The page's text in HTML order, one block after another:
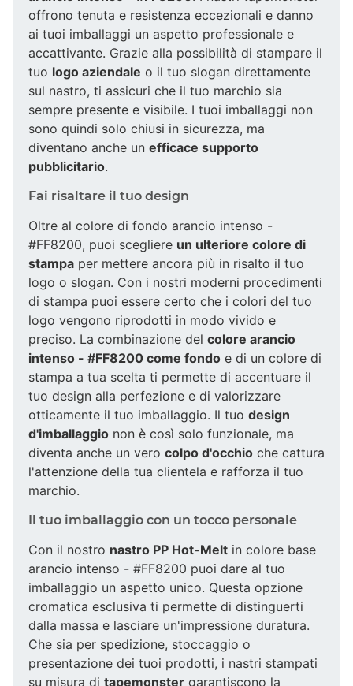
offrono tenuta e resistenza eccezionali e danno
ai tuoi imballaggi un aspetto professionale e
accattivante. Grazie alla possibilità di stampare il
tuo logo aziendale o il tuo slogan direttamente
sul nastro, ti assicuri che il tuo marchio sia
sempre presente e visibile. I tuoi imballaggi non
sono quindi solo chiusi in sicurezza, ma
diventano anche un efficace supporto
pubblicitario.
Fai risaltare il tuo design
Oltre al colore di fondo arancio intenso -
#FF8200, puoi scegliere un ulteriore colore di
stampa per mettere ancora più in risalto il tuo
logo o slogan. Con i nostri moderni procedimenti
di stampa puoi essere certo che i colori del tuo
logo vengono riprodotti in modo vivido e
preciso. La combinazione del colore arancio
intenso - #FF8200 come fondo e di un colore di
stampa a tua scelta ti permette di accentuare il
tuo design alla perfezione e di valorizzare
otticamente il tuo imballaggio. Il tuo design
d'imballaggio non è così solo funzionale, ma
diventa anche un vero colpo d'occhio che cattura
l'attenzione della tua clientela e rafforza il tuo
marchio.
Il tuo imballaggio con un tocco personale
Con il nostro nastro PP Hot-Melt in colore base
arancio intenso - #FF8200 puoi dare al tuo
imballaggio un aspetto unico. Questa opzione
cromatica esclusiva ti permette di distinguerti
dalla massa e lasciare un'impressione duratura.
Che sia per spedizione, stoccaggio o
presentazione dei tuoi prodotti, i nastri stampati
su misura di tapemonster garantiscono la